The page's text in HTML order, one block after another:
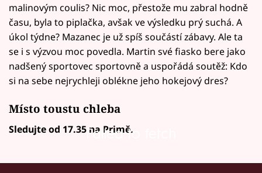
malinovým coulis? Nic moc, přestože mu zabral hodně
času, byla to piplačka, avšak ve výsledku prý suchá. A
úkol týdne? Mazanec je už spíš součástí zábavy. Ale ta
se i s výzvou moc povedla. Martin své fiasko bere jako
nadšený sportovec sportovně a uspořádá soutěž: Kdo
si na sebe nejrychleji oblékne jeho hokejový dres?
Místo toustu chleba
Failed to fetch
Sledujte od 17.35 na Primě.